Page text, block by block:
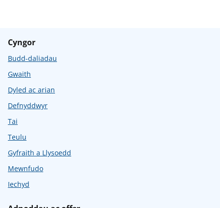
Cyngor
Budd-daliadau
Gwaith
Dyled ac arian
Defnyddwyr
Tai
Teulu
Gyfraith a Llysoedd
Mewnfudo
Iechyd